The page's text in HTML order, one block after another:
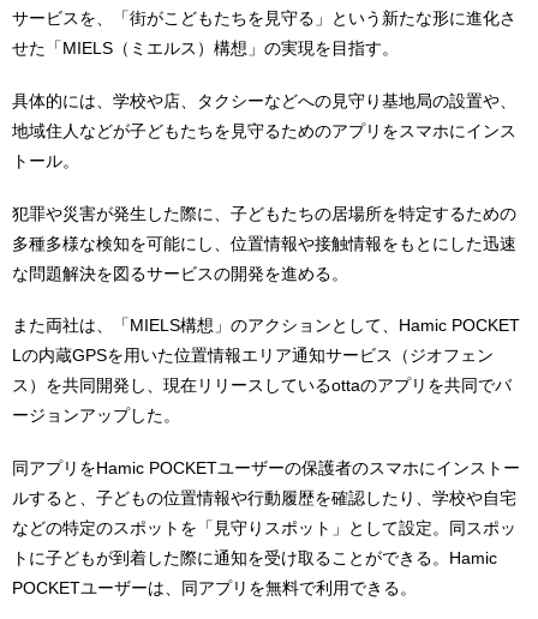
サービスを、「街がこどもたちを見守る」という新たな形に進化さ
せた「MIELS（ミエルス）構想」の実現を目指す。
具体的には、学校や店、タクシーなどへの見守り基地局の設置や、
地域住人などが子どもたちを見守るためのアプリをスマホにインス
トール。
犯罪や災害が発生した際に、子どもたちの居場所を特定するための
多種多様な検知を可能にし、位置情報や接触情報をもとにした迅速
な問題解決を図るサービスの開発を進める。
また両社は、「MIELS構想」のアクションとして、Hamic POCKET
Lの内蔵GPSを用いた位置情報エリア通知サービス（ジオフェン
ス）を共同開発し、現在リリースしているottaのアプリを共同でバ
ージョンアップした。
同アプリをHamic POCKETユーザーの保護者のスマホにインストー
ルすると、子どもの位置情報や行動履歴を確認したり、学校や自宅
などの特定のスポットを「見守りスポット」として設定。同スポッ
トに子どもが到着した際に通知を受け取ることができる。Hamic
POCKETユーザーは、同アプリを無料で利用できる。